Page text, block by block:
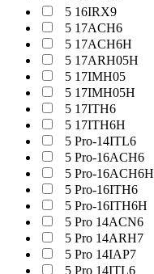
5 16IRX9
5 17ACH6
5 17ACH6H
5 17ARH05H
5 17IMH05
5 17IMH05H
5 17ITH6
5 17ITH6H
5 Pro-14ITL6
5 Pro-16ACH6
5 Pro-16ACH6H
5 Pro-16ITH6
5 Pro-16ITH6H
5 Pro 14ACN6
5 Pro 14ARH7
5 Pro 14IAP7
5 Pro 14ITL6